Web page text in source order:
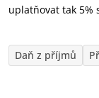
uplatňovat tak 5%
Daň z příjmů